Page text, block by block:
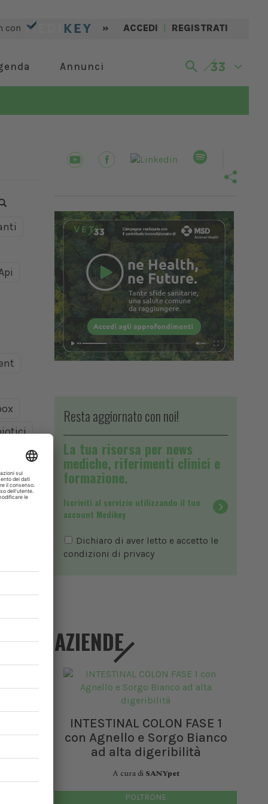
con » ACCEDI | REGISTRATI
Annunci
Resta aggiornato con noi!
La tua risorsa per news
mediche, riferimenti clinici e
formazione.
Iscriviti al servizio utilizzando il tuo
account Medikey
Dichiaro di aver letto e accetto le
condizioni di privacy
AZIENDE
INTESTINAL COLON FASE 1
con Agnello e Sorgo Bianco
ad alta digeribilità
A cura di SANYpet
POLTRONE